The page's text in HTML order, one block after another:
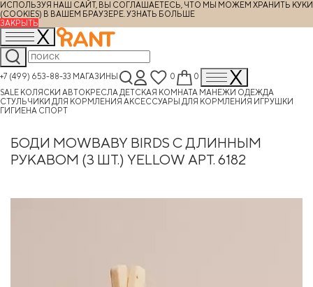
ИСПОЛЬЗУЯ НАШ САЙТ, ВЫ СОГЛАШАЕТЕСЬ, ЧТО МЫ МОЖЕМ ХРАНИТЬ КУКИ
(COOKIES) В ВАШЕМ БРАУЗЕРЕ. УЗНАТЬ БОЛЬШЕ
ЗАКРЫТЬ
+7 (499) 653-88-33 МАГАЗИНЫ 0
0
SALE КОЛЯСКИ АВТОКРЕСЛА ДЕТСКАЯ КОМНАТА МАНЕЖИ ОДЕЖДА
СТУЛЬЧИКИ ДЛЯ КОРМЛЕНИЯ АКСЕССУАРЫ ДЛЯ КОРМЛЕНИЯ ИГРУШКИ
ГИГИЕНА СПОРТ
БОДИ MOWBABY BIRDS С ДЛИННЫМ
РУКАВОМ (3 ШТ.) YELLOW АРТ. 6182